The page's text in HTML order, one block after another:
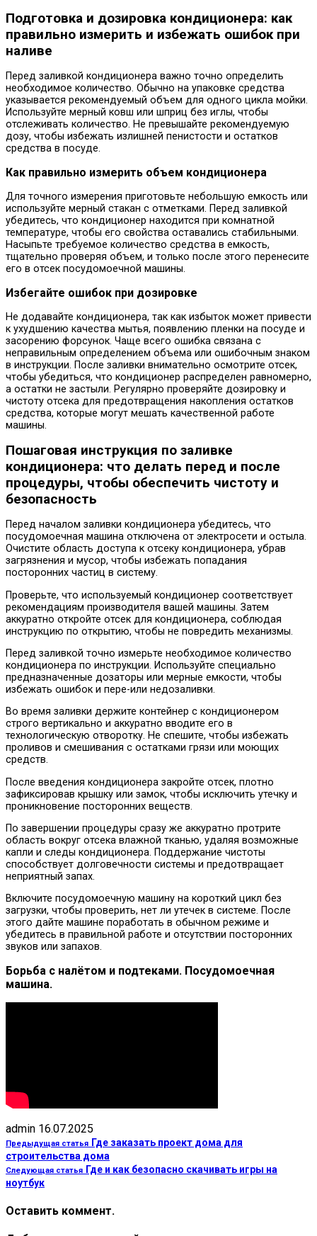
Подготовка и дозировка кондиционера: как
правильно измерить и избежать ошибок при
наливе
Перед заливкой кондиционера важно точно определить
необходимое количество. Обычно на упаковке средства
указывается рекомендуемый объем для одного цикла мойки.
Используйте мерный ковш или шприц без иглы, чтобы
отслеживать количество. Не превышайте рекомендуемую
дозу, чтобы избежать излишней пенистости и остатков
средства в посуде.
Как правильно измерить объем кондиционера
Для точного измерения приготовьте небольшую емкость или
используйте мерный стакан с отметками. Перед заливкой
убедитесь, что кондиционер находится при комнатной
температуре, чтобы его свойства оставались стабильными.
Насыпьте требуемое количество средства в емкость,
тщательно проверяя объем, и только после этого перенесите
его в отсек посудомоечной машины.
Избегайте ошибок при дозировке
Не додавайте кондиционера, так как избыток может привести
к ухудшению качества мытья, появлению пленки на посуде и
засорению форсунок. Чаще всего ошибка связана с
неправильным определением объема или ошибочным знаком
в инструкции. После заливки внимательно осмотрите отсек,
чтобы убедиться, что кондиционер распределен равномерно,
а остатки не застыли. Регулярно проверяйте дозировку и
чистоту отсека для предотвращения накопления остатков
средства, которые могут мешать качественной работе
машины.
Пошаговая инструкция по заливке
кондиционера: что делать перед и после
процедуры, чтобы обеспечить чистоту и
безопасность
Перед началом заливки кондиционера убедитесь, что
посудомоечная машина отключена от электросети и остыла.
Очистите область доступа к отсеку кондиционера, убрав
загрязнения и мусор, чтобы избежать попадания
посторонних частиц в систему.
Проверьте, что используемый кондиционер соответствует
рекомендациям производителя вашей машины. Затем
аккуратно откройте отсек для кондиционера, соблюдая
инструкцию по открытию, чтобы не повредить механизмы.
Перед заливкой точно измерьте необходимое количество
кондиционера по инструкции. Используйте специально
предназначенные дозаторы или мерные емкости, чтобы
избежать ошибок и пере-или недозаливки.
Во время заливки держите контейнер с кондиционером
строго вертикально и аккуратно вводите его в
технологическую отворотку. Не спешите, чтобы избежать
проливов и смешивания с остатками грязи или моющих
средств.
После введения кондиционера закройте отсек, плотно
зафиксировав крышку или замок, чтобы исключить утечку и
проникновение посторонних веществ.
По завершении процедуры сразу же аккуратно протрите
область вокруг отсека влажной тканью, удаляя возможные
капли и следы кондиционера. Поддержание чистоты
способствует долговечности системы и предотвращает
неприятный запах.
Включите посудомоечную машину на короткий цикл без
загрузки, чтобы проверить, нет ли утечек в системе. После
этого дайте машине поработать в обычном режиме и
убедитесь в правильной работе и отсутствии посторонних
звуков или запахов.
Борьба с налётом и подтеками. Посудомоечная
машина.
admin 16.07.2025
Предыдущая статья Где заказать проект дома для
строительства дома
Следующая статья Где и как безопасно скачивать игры на
ноутбук
Оставить коммент.